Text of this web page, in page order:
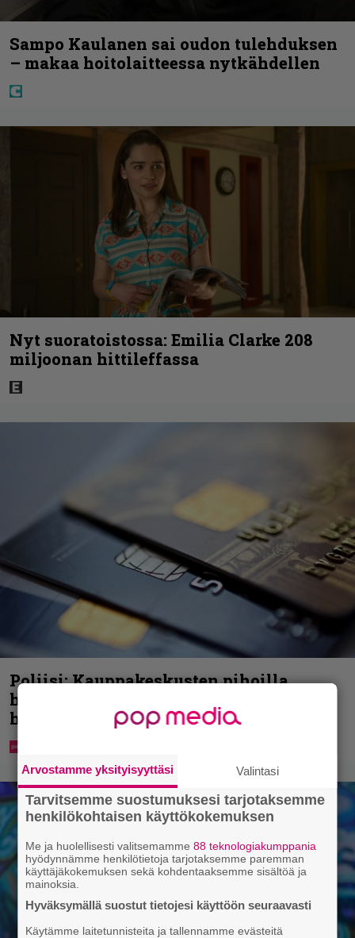
Sampo Kaulanen sai oudon tulehduksen
– makaa hoitolaitteessa nytkähdellen
Nyt suoratoistossa: Emilia Clarke 208
miljoonan hittileffassa
Poliisi: Kauppakeskusten pihoilla
huijauksia – tekijät väittävät
hukanneensa pankkikorttinsa
Arvostamme yksityisyyttäsi Valintasi
Tarvitsemme suostumuksesi tarjotaksemme
henkilökohtaisen käyttökokemuksen
Me ja huolellisesti valitsemamme88 teknologiakumppania
hyödynnämme henkilötietoja tarjotaksemme paremman
käyttäjäkokemuksen sekä kohdentaaksemme sisältöä ja
mainoksia.
Hyväksymällä suostut tietojesi käyttöön seuraavasti
Käytämme laitetunnisteita ja tallennamme evästeitä